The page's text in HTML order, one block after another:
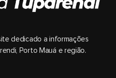
dedicado a informações
Porto Mauá e região.